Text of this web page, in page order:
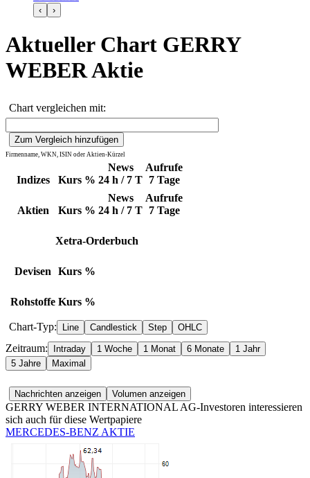
‹ ›
Aktueller Chart GERRY
WEBER Aktie
Chart vergleichen mit:
Firmenname, WKN, ISIN oder Aktien-Kürzel
Indizes Kurs %
News
24 h / 7 T
Aufrufe
7 Tage
Aktien Kurs %
News
24 h / 7 T
Aufrufe
7 Tage
Xetra-Orderbuch
Devisen Kurs %
Rohstoffe Kurs %
Chart-Typ:
Zeitraum:
GERRY WEBER INTERNATIONAL AG-Investoren interessieren
sich auch für diese Wertpapiere
MERCEDES-BENZ AKTIE